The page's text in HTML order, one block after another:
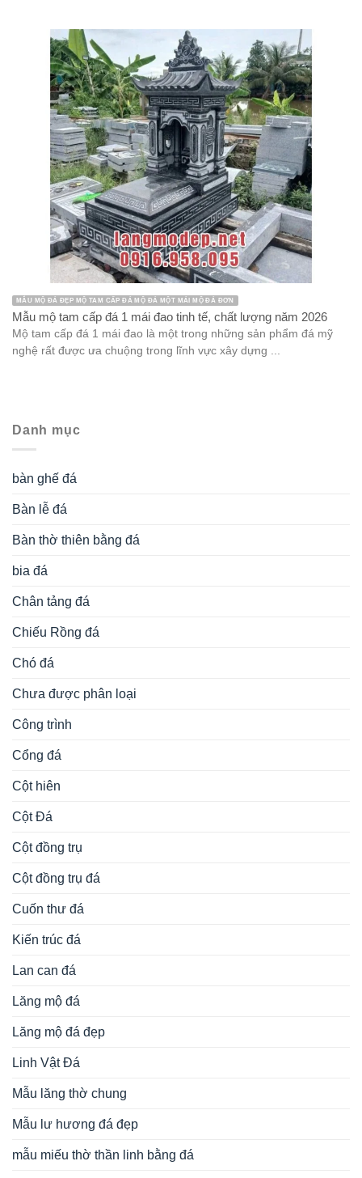
MẪU MỘ ĐÁ ĐẸP MỘ TAM CẤP ĐÁ MỘ ĐÁ MỘT MÁI MỘ ĐÁ ĐƠN
Mẫu mộ tam cấp đá 1 mái đao tinh tế, chất lượng năm 2026
Mộ tam cấp đá 1 mái đao là một trong những sản phẩm đá mỹ
nghệ rất được ưa chuộng trong lĩnh vực xây dựng ...
Danh mục
bàn ghế đá
Bàn lễ đá
Bàn thờ thiên bằng đá
bia đá
Chân tảng đá
Chiếu Rồng đá
Chó đá
Chưa được phân loại
Công trình
Cổng đá
Cột hiên
Cột Đá
Cột đồng trụ
Cột đồng trụ đá
Cuốn thư đá
Kiến trúc đá
Lan can đá
Lăng mộ đá
Lăng mộ đá đẹp
Linh Vật Đá
Mẫu lăng thờ chung
Mẫu lư hương đá đẹp
mẫu miếu thờ thần linh bằng đá